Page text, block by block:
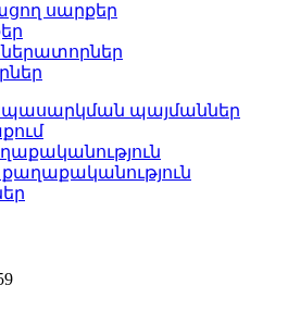
սարքեր
պայմաններ